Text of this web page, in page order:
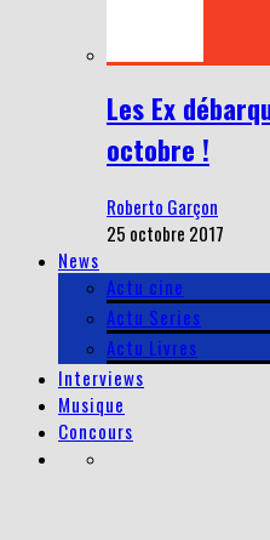
Les Ex
octobre !
Roberto Garçon
25 octobre 2017
News
Actu cine
Actu Series
Actu Livres
Interviews
Musique
Concours